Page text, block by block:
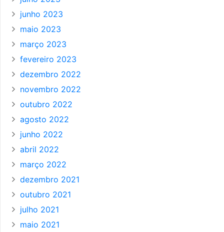
junho 2023
maio 2023
março 2023
fevereiro 2023
dezembro 2022
novembro 2022
outubro 2022
agosto 2022
junho 2022
abril 2022
março 2022
dezembro 2021
outubro 2021
julho 2021
maio 2021